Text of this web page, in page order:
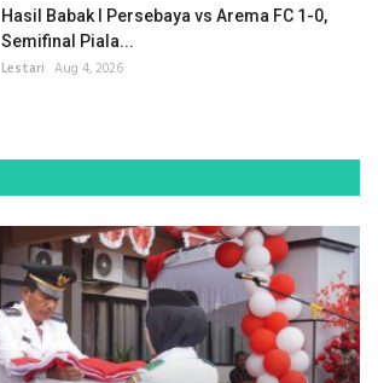
Hasil Babak I Persebaya vs Arema FC 1-0,
Semifinal Piala...
Lestari Aug 4, 2026